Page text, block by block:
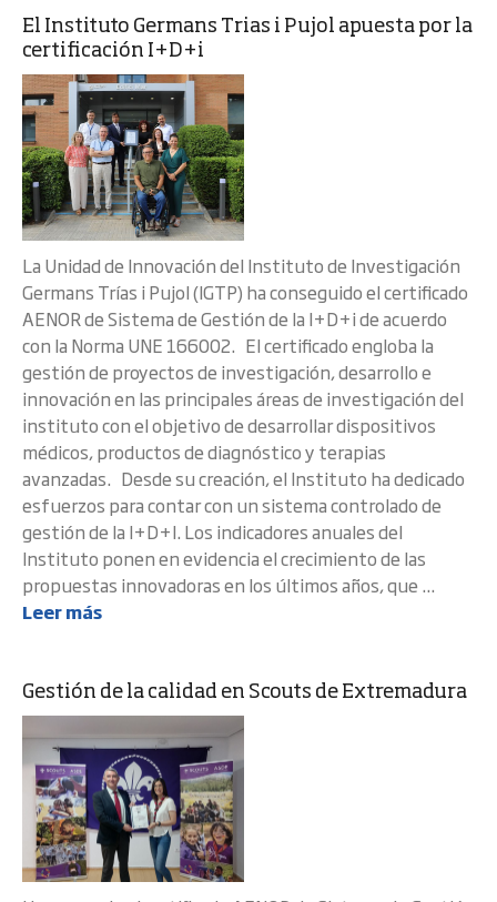
El Instituto Germans Trias i Pujol apuesta por la
certificación I+D+i
La Unidad de Innovación del Instituto de Investigación
Germans Trías i Pujol (IGTP) ha conseguido el certificado
AENOR de Sistema de Gestión de la I+D+i de acuerdo
con la Norma UNE 166002. El certificado engloba la
gestión de proyectos de investigación, desarrollo e
innovación en las principales áreas de investigación del
instituto con el objetivo de desarrollar dispositivos
médicos, productos de diagnóstico y terapias
avanzadas. Desde su creación, el Instituto ha dedicado
esfuerzos para contar con un sistema controlado de
gestión de la I+D+I. Los indicadores anuales del
Instituto ponen en evidencia el crecimiento de las
propuestas innovadoras en los últimos años, que ...
Leer más
Gestión de la calidad en Scouts de Extremadura